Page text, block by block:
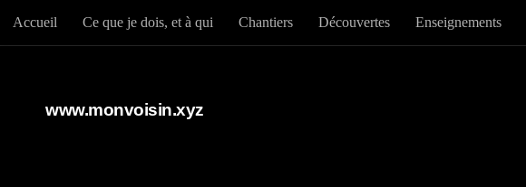
Au dessous du contenu
Accueil Ce que je dois, et à qui Chantiers Découvertes Enseignements
www.monvoisin.xyz